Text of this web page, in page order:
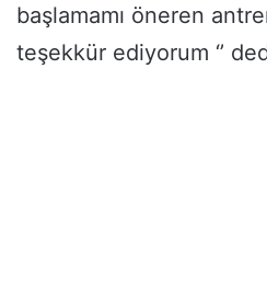
başlamamı öneren
teşekkür ediyorum ‘’